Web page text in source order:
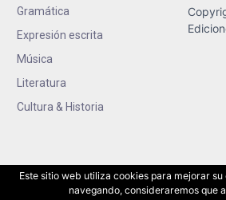
Gramática
Expresión escrita
Música
Literatura
Cultura & Historia
Este sitio web utiliza cookies para mejorar
navegando, consideraremos que